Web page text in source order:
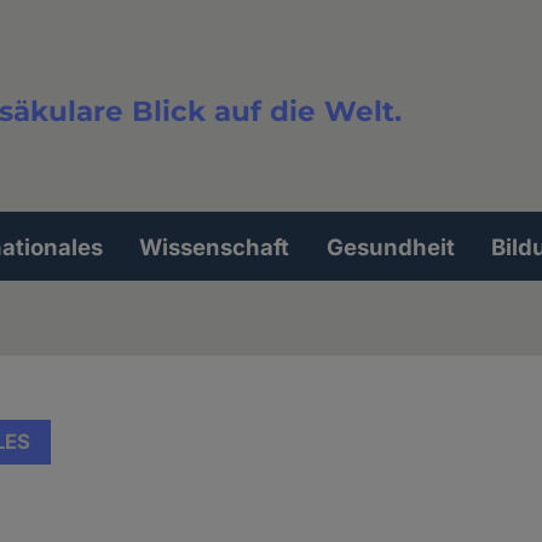
Blick auf die Welt.
Wissenschaft Gesundheit